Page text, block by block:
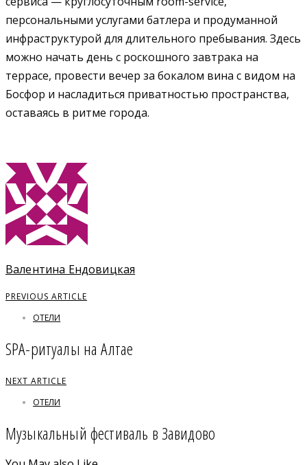
персональными услугами батлера и продуманной
инфраструктурой для длительного пребывания. Здесь
можно начать день с роскошного завтрака на
террасе, провести вечер за бокалом вина с видом на
Босфор и насладиться приватностью пространства,
оставаясь в ритме города.
Валентина Ендовицкая
PREVIOUS ARTICLE
ОТЕЛИ
SPA-ритуалы на Алтае
NEXT ARTICLE
ОТЕЛИ
Музыкальный фестиваль в Завидово